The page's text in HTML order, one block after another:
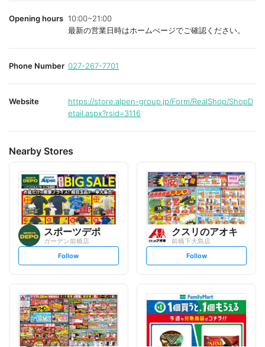
Opening hours 10:00~21:00
最新の営業日時はホームぺージでご確認ください。
Phone Number 027-267-7701
Website
https://store.alpen-group.jp/Form/RealShop/ShopD
etail.aspx?rsid=3116
Nearby Stores
スポーツデポ
ガーデン前橋店
s
t
l
o
w
Follow
クスリのアオキ
前橋下大島店
s
t
l
o
w
Follow